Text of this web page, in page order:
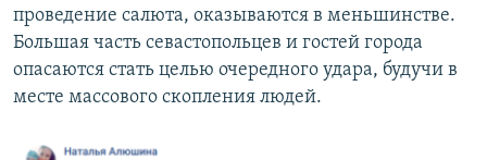
проведение салюта, оказываются в меньшинстве.
Большая часть севастопольцев и гостей города
опасаются стать целью очередного удара, будучи в
месте массового скопления людей.